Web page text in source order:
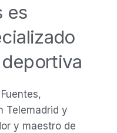
es
Telemadrid y
y maestro de